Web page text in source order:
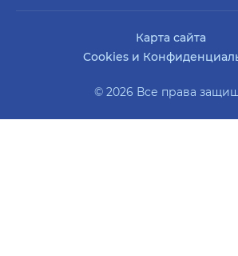
© 2026 Все права
Карта сайта
Cookies и